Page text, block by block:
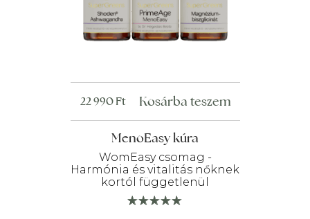
MenoEasy kúra
WomEasy csomag -
Harmónia és vitalitás nőknek
kortól függetlenül
22 990Ft Kosárba teszem